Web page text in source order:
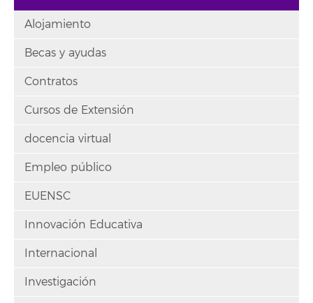
Alojamiento
Becas y ayudas
Contratos
Cursos de Extensión
docencia virtual
Empleo público
EUENSC
Innovación Educativa
Internacional
Investigación